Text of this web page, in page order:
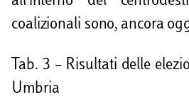
coalizionali sono, ancora
Tab. 3 – Risultati delle
Umbria